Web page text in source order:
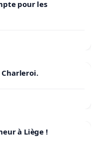
pour les
Charleroi.
à Liège !